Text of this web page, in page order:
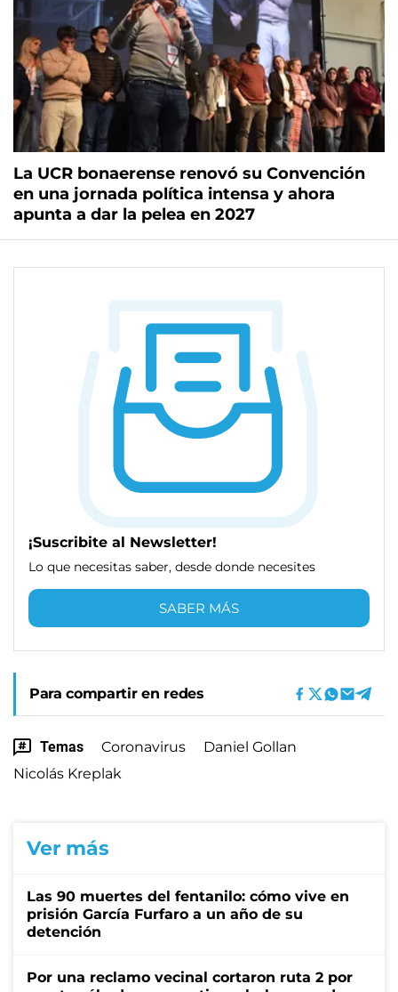
La UCR bonaerense renovó su Convención
en una jornada política intensa y ahora
apunta a dar la pelea en 2027
¡Suscribite al Newsletter!
Lo que necesitas saber, desde donde necesites
SABER MÁS
Para compartir en redes
Temas Coronavirus
Daniel Gollan
Nicolás Kreplak
Ver más
Las 90 muertes del fentanilo: cómo vive en
prisión García Furfaro a un año de su
detención
Por una reclamo vecinal cortaron ruta 2 por